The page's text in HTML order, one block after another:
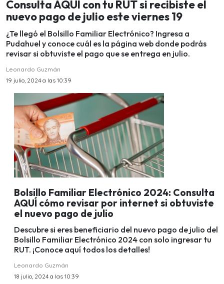
Consulta AQUÍ con tu RUT si recibiste el
nuevo pago de julio este viernes 19
¿Te llegó el Bolsillo Familiar Electrónico? Ingresa a
Pudahuel y conoce cuál es la página web donde podrás
revisar si obtuviste el pago que se entrega en julio.
Leonardo Guzmán
19 julio, 2024 a las 10:39
Bolsillo Familiar Electrónico 2024: Consulta
AQUÍ cómo revisar por internet si obtuviste
el nuevo pago de julio
Descubre si eres beneficiario del nuevo pago de julio del
Bolsillo Familiar Electrónico 2024 con solo ingresar tu
RUT. ¡Conoce aquí todos los detalles!
Leonardo Guzmán
18 julio, 2024 a las 10:39